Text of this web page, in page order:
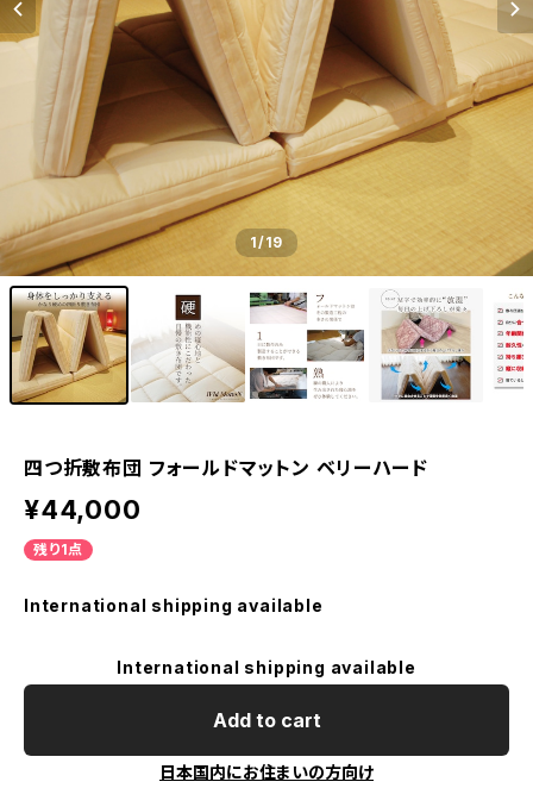
1/19
四つ折敷布団 フォールドマットン ベリーハード
¥44,000
残り1点
International shipping available
International shipping available
Add to cart
日本国内にお住まいの方向け